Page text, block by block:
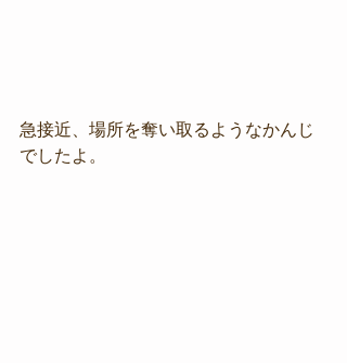
急接近、場所を奪い取るようなかんじ
でしたよ。